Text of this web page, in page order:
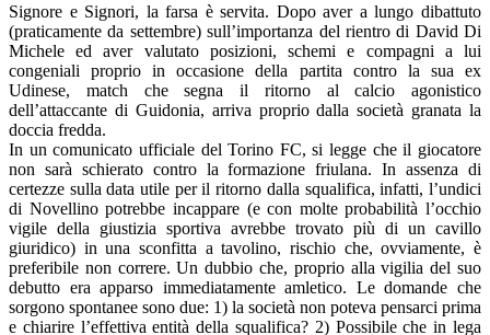
Signore e Signori, la farsa è servita. Dopo aver a lungo dibattuto
(praticamente da settembre) sull’importanza del rientro di David Di
Michele ed aver valutato posizioni, schemi e compagni a lui
congeniali proprio in occasione della partita contro la sua ex
Udinese, match che segna il ritorno al calcio agonistico
dell’attaccante di Guidonia, arriva proprio dalla società granata la
doccia fredda.
In un comunicato ufficiale del Torino FC, si legge che il giocatore
non sarà schierato contro la formazione friulana. In assenza di
certezze sulla data utile per il ritorno dalla squalifica, infatti, l’undici
di Novellino potrebbe incappare (e con molte probabilità l’occhio
vigile della giustizia sportiva avrebbe trovato più di un cavillo
giuridico) in una sconfitta a tavolino, rischio che, ovviamente, è
preferibile non correre. Un dubbio che, proprio alla vigilia del suo
debutto era apparso immediatamente amletico. Le domande che
sorgono spontanee sono due: 1) la società non poteva pensarci prima
e chiarire l’effettiva entità della squalifica? 2) Possibile che in lega